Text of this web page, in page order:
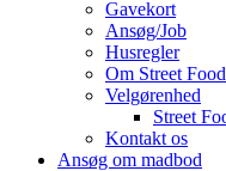
Gavekort
Ansøg/Job
Husregler
Om Street Food
Velgørenhed
Street
Kontakt os
Ansøg om madbod